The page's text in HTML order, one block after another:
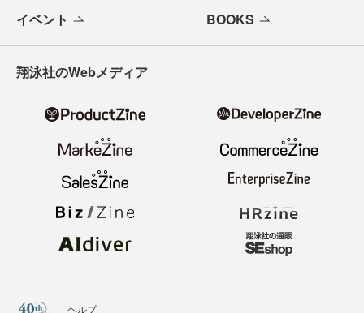
イベント BOOKS
翔泳社のWebメディア
ヘルプ